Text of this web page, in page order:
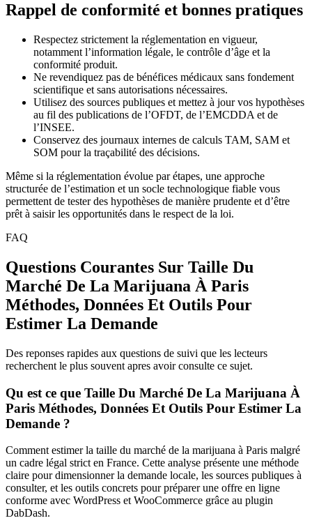
Rappel de conformité et bonnes pratiques
Respectez strictement la réglementation en vigueur,
notamment l’information légale, le contrôle d’âge et la
conformité produit.
Ne revendiquez pas de bénéfices médicaux sans fondement
scientifique et sans autorisations nécessaires.
Utilisez des sources publiques et mettez à jour vos hypothèses
au fil des publications de l’OFDT, de l’EMCDDA et de
l’INSEE.
Conservez des journaux internes de calculs TAM, SAM et
SOM pour la traçabilité des décisions.
Même si la réglementation évolue par étapes, une approche
structurée de l’estimation et un socle technologique fiable vous
permettent de tester des hypothèses de manière prudente et d’être
prêt à saisir les opportunités dans le respect de la loi.
FAQ
Questions Courantes Sur Taille Du
Marché De La Marijuana À Paris
Méthodes, Données Et Outils Pour
Estimer La Demande
Des reponses rapides aux questions de suivi que les lecteurs
recherchent le plus souvent apres avoir consulte ce sujet.
Qu est ce que Taille Du Marché De La Marijuana À
Paris Méthodes, Données Et Outils Pour Estimer La
Demande ?
Comment estimer la taille du marché de la marijuana à Paris malgré
un cadre légal strict en France. Cette analyse présente une méthode
claire pour dimensionner la demande locale, les sources publiques à
consulter, et les outils concrets pour préparer une offre en ligne
conforme avec WordPress et WooCommerce grâce au plugin
DabDash.